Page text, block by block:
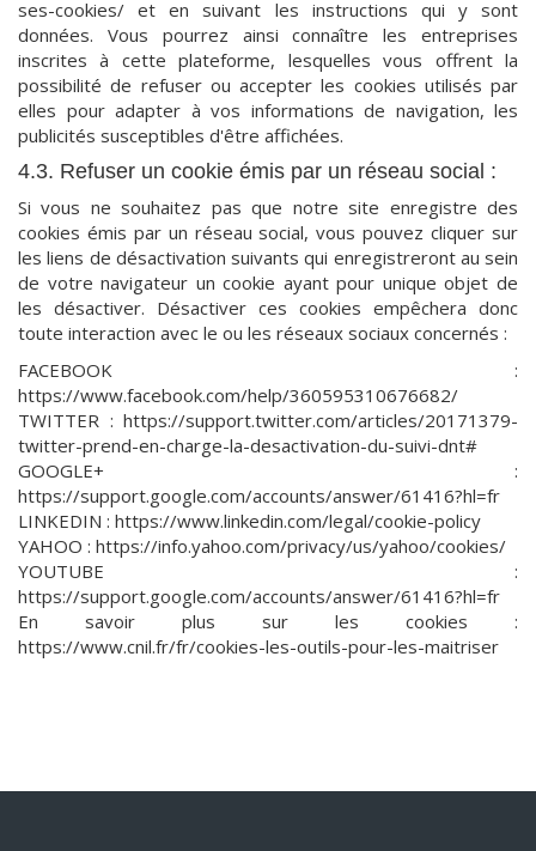
ses-cookies/ et en suivant les instructions qui y sont
données. Vous pourrez ainsi connaître les entreprises
inscrites à cette plateforme, lesquelles vous offrent la
possibilité de refuser ou accepter les cookies utilisés par
elles pour adapter à vos informations de navigation, les
publicités susceptibles d'être affichées.
4.3. Refuser un cookie émis par un réseau social :
Si vous ne souhaitez pas que notre site enregistre des
cookies émis par un réseau social, vous pouvez cliquer sur
les liens de désactivation suivants qui enregistreront au sein
de votre navigateur un cookie ayant pour unique objet de
les désactiver. Désactiver ces cookies empêchera donc
toute interaction avec le ou les réseaux sociaux concernés :
FACEBOOK :
https://www.facebook.com/help/360595310676682/
TWITTER : https://support.twitter.com/articles/20171379-
twitter-prend-en-charge-la-desactivation-du-suivi-dnt#
GOOGLE+ :
https://support.google.com/accounts/answer/61416?hl=fr
LINKEDIN : https://www.linkedin.com/legal/cookie-policy
YAHOO : https://info.yahoo.com/privacy/us/yahoo/cookies/
YOUTUBE :
https://support.google.com/accounts/answer/61416?hl=fr
En savoir plus sur les cookies :
https://www.cnil.fr/fr/cookies-les-outils-pour-les-maitriser